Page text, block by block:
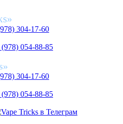
304-17-60
054-88-85
304-17-60
054-88-85